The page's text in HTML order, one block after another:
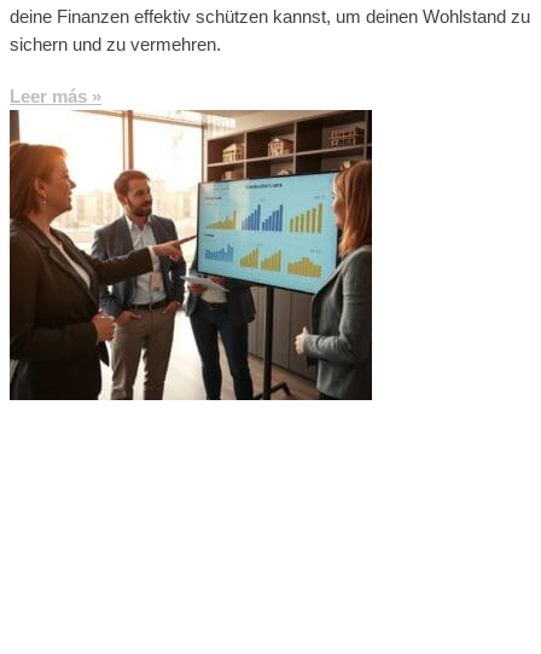
deine Finanzen effektiv schützen kannst, um deinen Wohlstand zu
sichern und zu vermehren.
Leer más »